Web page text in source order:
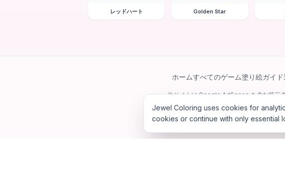
レッドハート Golden Star
ホームすべてのゲーム塗り絵ガイド
当サイトは Google AdSense を含む第三
パ
©2026 Jewel Coloring—
Jewel Coloring uses cookies for
cookies or continue with only essential